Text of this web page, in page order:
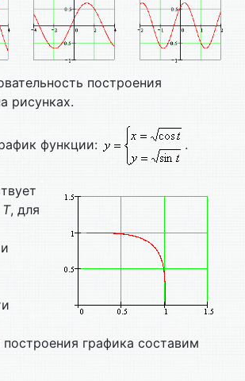
построения
рисунках.
функции: .
T, для
и
графика составим